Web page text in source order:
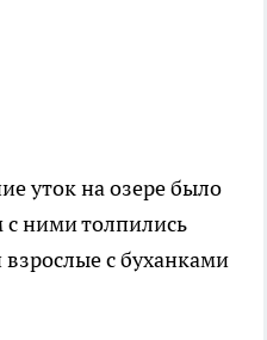
уток на озере было
с ними толпились
с буханками